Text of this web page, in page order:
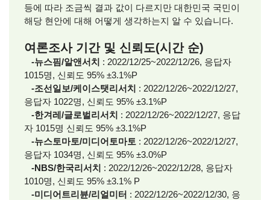
등에 따라 조금씩 결과 값이 다르지만 대한민국 국민이
해당 현안에 대해 어떻게 생각하는지 알 수 있습니다.
여론조사 기간 및 신뢰도(시간 순)
-뉴스핌/알앤서치 : 2022/12/25~2022/12/26, 응답자
1015명, 신뢰도 95% ±3.1%P
-조선일보/케이스탯리서치 : 2022/12/26~2022/12/27,
응답자 1022명, 신뢰도 95% ±3.1%P
-한겨레/글로벌리서치 : 2022/12/26~2022/12/27, 응답
자 1015명 신뢰도 95% ±3.1%P
-뉴스토마토/미디어토마토 : 2022/12/26~2022/12/27,
응답자 1034명, 신뢰도 95% ±3.0%P
-NBS/한국리서치 : 2022/12/26~2022/12/28, 응답자
1010명, 신뢰도 95% ±3.1% P
-미디어트리뷴/리얼미터 : 2022/12/26~2022/12/30, 응